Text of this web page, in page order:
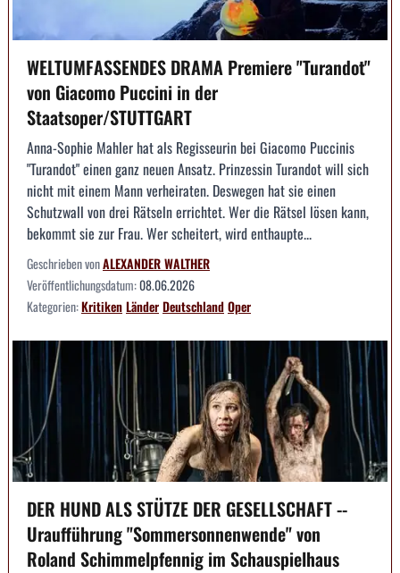
WELTUMFASSENDES DRAMA Premiere "Turandot"
von Giacomo Puccini in der
Staatsoper/STUTTGART
Anna-Sophie Mahler hat als Regisseurin bei Giacomo Puccinis
"Turandot" einen ganz neuen Ansatz. Prinzessin Turandot will sich
nicht mit einem Mann verheiraten. Deswegen hat sie einen
Schutzwall von drei Rätseln errichtet. Wer die Rätsel lösen kann,
bekommt sie zur Frau. Wer scheitert, wird enthaupte...
Geschrieben vonALEXANDER WALTHER
Veröffentlichungsdatum:08.06.2026
Kategorien:KritikenLänderDeutschlandOper
DER HUND ALS STÜTZE DER GESELLSCHAFT --
Uraufführung "Sommersonnenwende" von
Roland Schimmelpfennig im Schauspielhaus